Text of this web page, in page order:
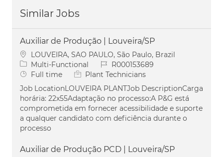
Similar Jobs
Auxiliar de Produção | Louveira/SP
Location
LOUVEIRA, SAO PAULO, São Paulo, Brazil
Category
Multi-Functional Job IdR000153689
Job Type
Full time
Plant Technicians
Job LocationLOUVEIRA PLANTJob DescriptionCarga
horária: 22x55Adaptação no processo:A P&G está
comprometida em fornecer acessibilidade e suporte
a qualquer candidato com deficiência durante o
processo
Auxiliar de Produção PCD | Louveira/SP